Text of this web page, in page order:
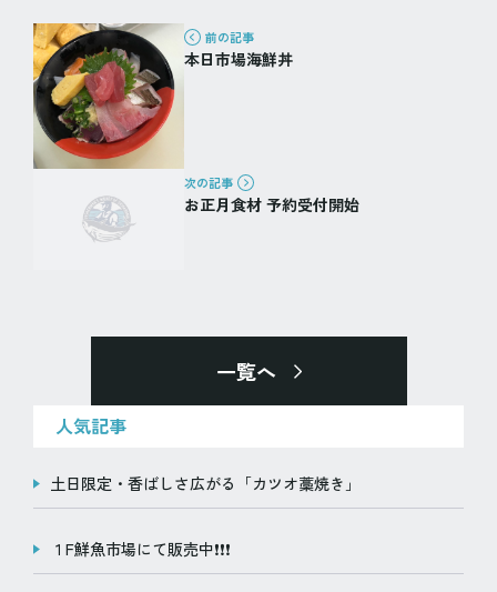
前の記事
本日市場海鮮丼
次の記事
お正月食材 予約受付開始
一覧へ
人気記事
土日限定・香ばしさ広がる「カツオ藁焼き」
１F鮮魚市場にて販売中❗️❗️❗️